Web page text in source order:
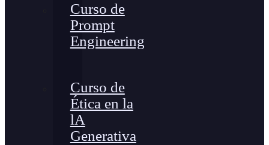
Curso de
Prompt
Engineering
Curso de
Ética en la
lA
Generativa